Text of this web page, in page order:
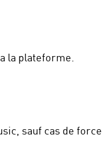
la plateforme.
sauf cas de force